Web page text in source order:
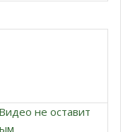
не оставит